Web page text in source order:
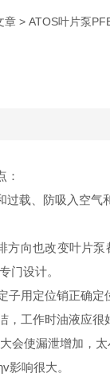
章 > ATOS叶片泵
：
过载、防吸入空
方向也改变叶片
门设计。
子用定位销正确
，工作时油液应很
会使漏泄增加，
影响很大。